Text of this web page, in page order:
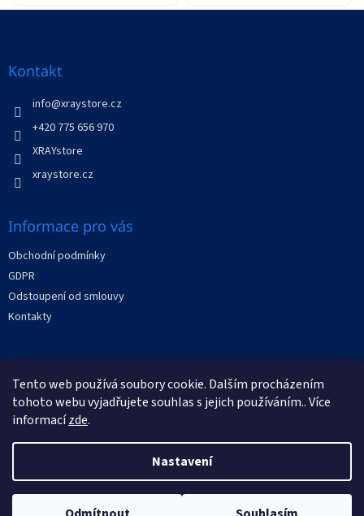
Tento web používá soubory cookie. Dalším procházením
tohoto webu vyjadřujete souhlas s jejich používáním.. Více
informacízde.
Nastavení
Z
Kontakt
info@xraystore.cz
+420 775 656 970
XRAYstore
xraystore.cz
Informace pro vás
Obchodní podmínky
GDPR
Odstoupení od smlouvy
Kontakty
Facebook
Vytvořil Shoptet